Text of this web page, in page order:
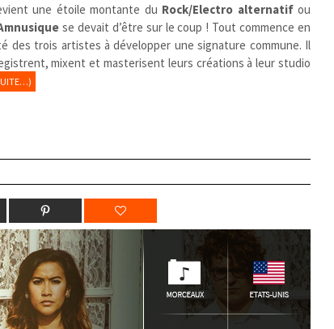
une étoile montante du Rock/Electro alternatifou
se devait d’être sur le coup ! Tout commence en
des trois artistes à développer une signature commune. Il
mixent et masterisent leurs créations à leur studio